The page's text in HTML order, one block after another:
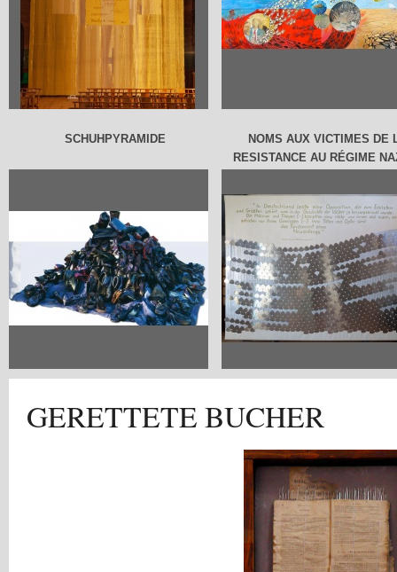
SCHUHPYRAMIDE
NOMS AUX VICTIMES DE
RESISTANCE AU RÉGIME
GERETTETE BUCHER